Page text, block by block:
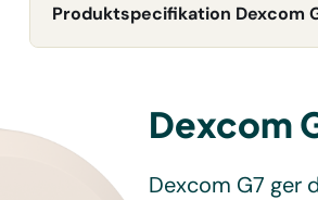
Produktspecifikation Dexcom
Dexcom
Dexcom G7 ger